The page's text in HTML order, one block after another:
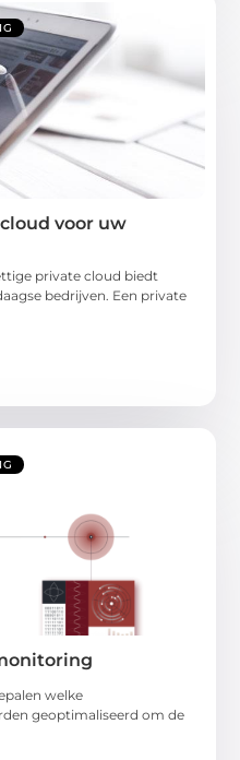
voor uw
private cloud biedt
bedrijven. Een private
welke
geoptimaliseerd om de